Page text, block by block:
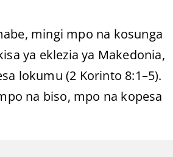
mingi mpo na kosunga
ya eklezia ya Makedonia,
lokumu (2 Korinto 8:1–5).
na biso, mpo na kopesa